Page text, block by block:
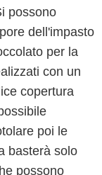
possono
dell'impasto
per la
con un
copertura
poi le
basterà solo
possono